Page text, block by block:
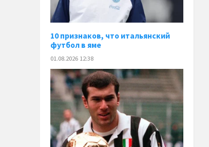
10 признаков, что итальянский
футбол в яме
01.08.2026 12:38